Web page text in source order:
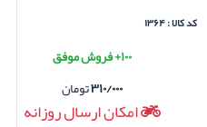
کد کالا : ۱۳۶۴
۱۰۰+ فروش موفق
۳۱۰/۰۰۰تومان
امکان ارسال روزانه